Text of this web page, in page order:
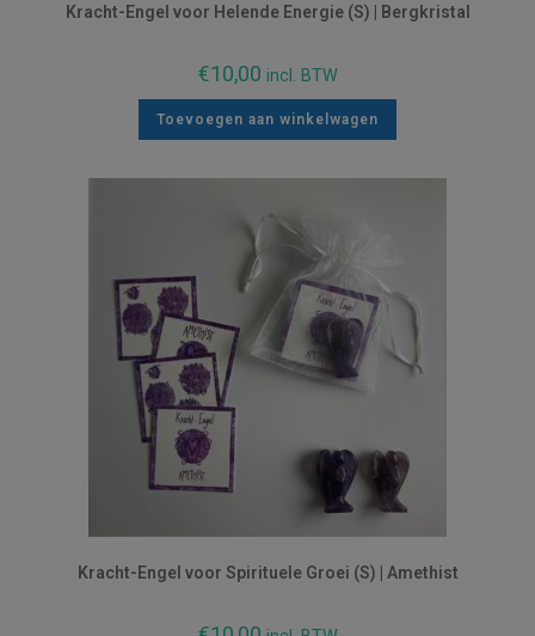
Kracht-Engel voor Helende Energie (S) | Bergkristal
€10,00 incl. BTW
Toevoegen aan winkelwagen
Kracht-Engel voor Spirituele Groei (S) | Amethist